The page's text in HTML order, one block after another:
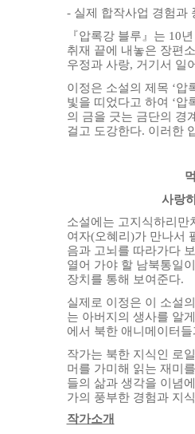
- 실제 합작사업 경험과
『압록강 블루』는 10
취재 끝에 내놓은 장편
우정과 사랑, 거기서 일
이정은 소설의 제목 ‘압
빛을 띠었다고 하여 ‘압
의 금을 긋는 금단의 경
걸고 도강한다. 이러한
사랑
소설에는 고지식하리만
여자(오혜리)가 만나서
음과 고뇌를 따라가다
열어 가야 할 남북통일
장치를 통해 보여준다.
실제로 이정은 이 소설
는 아버지의 생사를 알
에서 북한 애니메이터
작가는 북한 지식인 로
머를 가미해 읽는 재미
들의 삶과 생각을 이념
가의 풍부한 경험과 지
작가소개